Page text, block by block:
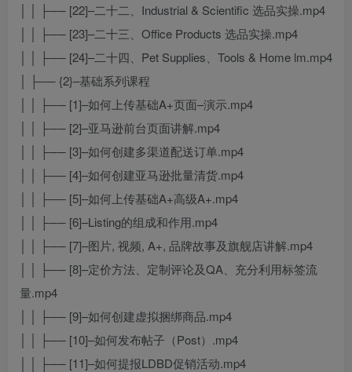
│ │ ├── [22]–二十二、Industrial & Scientific 选品实操.mp4
│ │ ├── [23]–二十三、Office Products 选品实操.mp4
│ │ ├── [24]–二十四、Pet Supplies、Tools & Home lm.mp4
│ ├── {2}–基础系列课程
│ │ ├── [1]–如何上传基础A+页面–演示.mp4
│ │ ├── [2]–亚马逊前台页面讲解.mp4
│ │ ├── [3]–如何创建多渠道配送订单.mp4
│ │ ├── [4]–如何创建亚马逊批量清货.mp4
│ │ ├── [5]–如何上传基础A+高级A+.mp4
│ │ ├── [6]–Listing的组成和作用.mp4
│ │ ├── [7]–图片, 视频, A+, 品牌故事及旗舰店讲解.mp4
│ │ ├── [8]–定价方法、定制评论及QA、充分利用标签流
量.mp4
│ │ ├── [9]–如何创建虚拟捆绑商品.mp4
│ │ ├── [10]–如何发布帖子（Post）.mp4
│ │ ├── [11]–如何提报LDBD促销活动.mp4